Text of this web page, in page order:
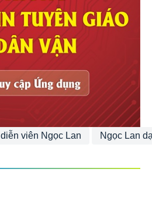
diễn viên Ngọc Lan Ngọc Lan